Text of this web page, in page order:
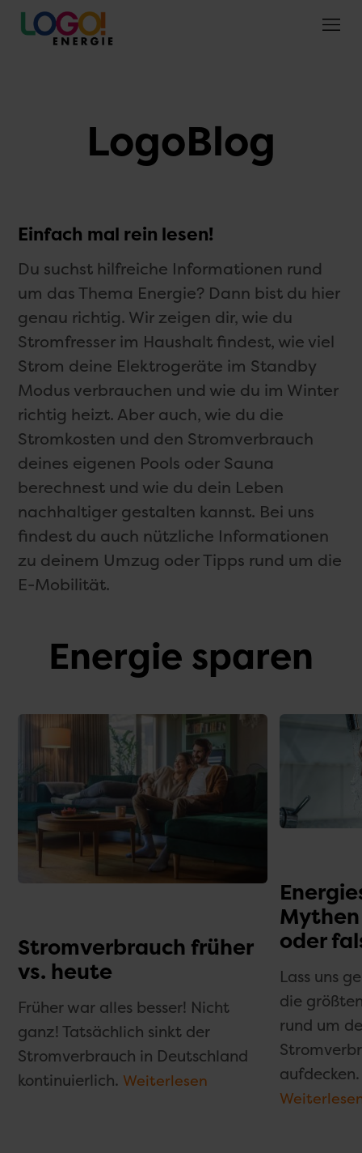
LogoBlog
Einfach mal rein lesen!
Du suchst hilfreiche Informationen rund
um das Thema Energie? Dann bist du hier
genau richtig. Wir zeigen dir, wie du
Stromfresser im Haushalt findest, wie viel
Strom deine Elektrogeräte im Standby
Modus verbrauchen und wie du im Winter
richtig heizt. Aber auch, wie du die
Stromkosten und den Stromverbrauch
deines eigenen Pools oder Sauna
berechnest und wie du dein Leben
nachhaltiger gestalten kannst. Bei uns
findest du auch nützliche Informationen
zu deinem Umzug oder Tipps rund um die
E-Mobilität.
Energie sparen
Stromverbrauch früher
vs. heute
Früher war alles besser! Nicht
ganz! Tatsächlich sinkt der
Stromverbrauch in Deutschland
kontinuierlich. Weiterlesen
oder
Lass uns
die
rund um
aufdecken.